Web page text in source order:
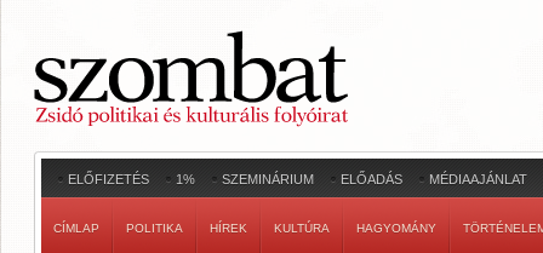
ELŐFIZETÉS 1% SZEMINÁRIUM ELŐADÁS MÉDIAAJÁNLAT
CÍMLAP POLITIKA HÍREK KULTÚRA HAGYOMÁNY